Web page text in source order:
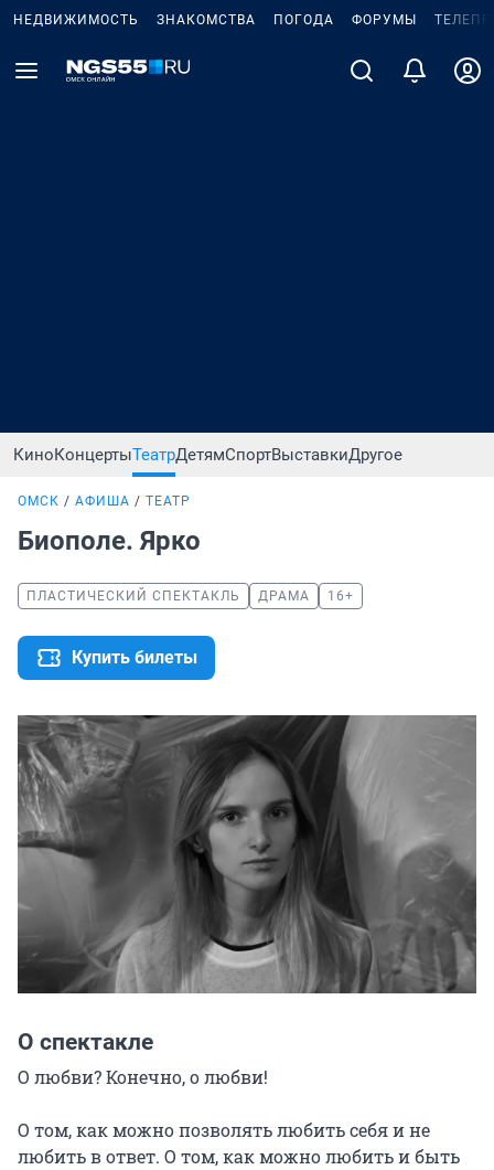
НЕДВИЖИМОСТЬ ЗНАКОМСТВА ПОГОДА ФОРУМЫ
КиноКонцертыТеатрДетямСпортВыставкиДругое
ОМСК АФИША ТЕАТР
Биополе. Ярко
ПЛАСТИЧЕСКИЙ СПЕКТАКЛЬ ДРАМА 16+
Купить билеты
О спектакле
О любви? Конечно, о любви!
О том, как можно позволять любить себя и не
любить в ответ. О том, как можно любить и быть